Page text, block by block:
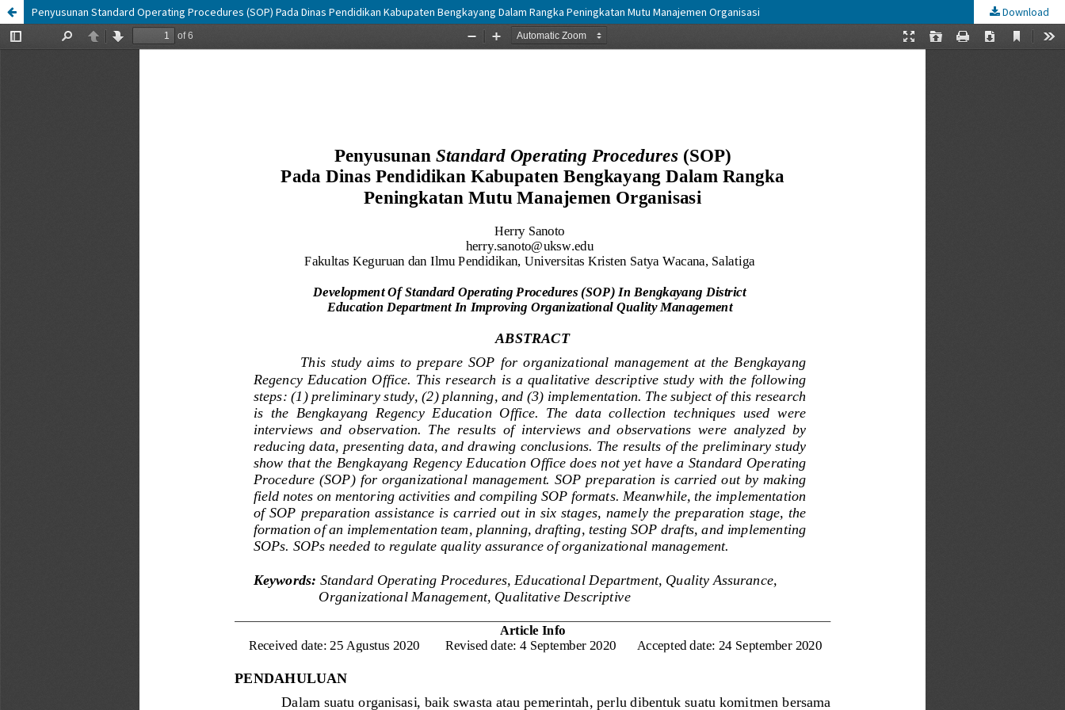
Penyusunan Standard Operating Procedures (SOP) Pada Dinas Pendidikan Kabupaten Bengkayang Dalam Rangka Peningkatan Mutu Manajemen Organisasi Download